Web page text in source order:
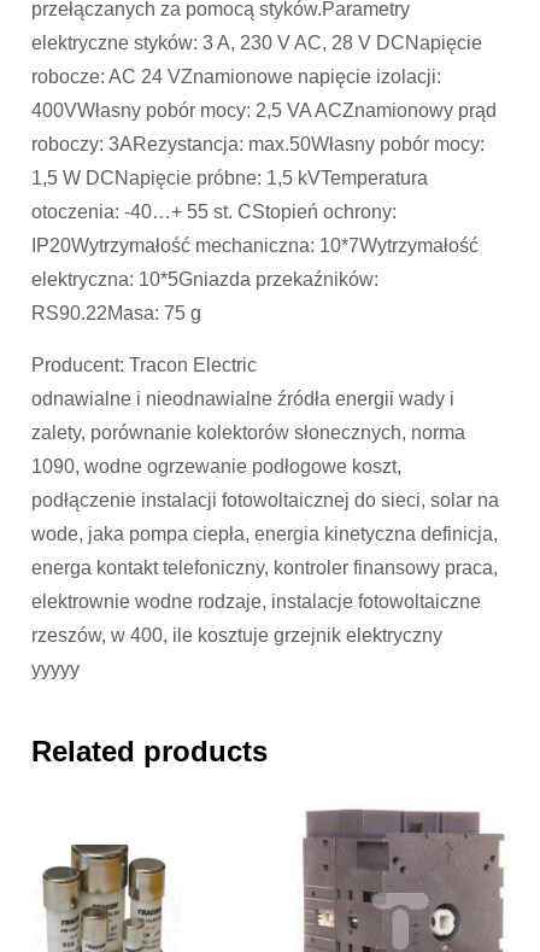
przełączanych za pomocą styków.Parametry
elektryczne styków: 3 A, 230 V AC, 28 V DCNapięcie
robocze: AC 24 VZnamionowe napięcie izolacji:
400VWłasny pobór mocy: 2,5 VA ACZnamionowy prąd
roboczy: 3ARezystancja: max.50Własny pobór mocy:
1,5 W DCNapięcie próbne: 1,5 kVTemperatura
otoczenia: -40…+ 55 st. CStopień ochrony:
IP20Wytrzymałość mechaniczna: 10*7Wytrzymałość
elektryczna: 10*5Gniazda przekaźników:
RS90.22Masa: 75 g
Producent: Tracon Electric
odnawialne i nieodnawialne źródła energii wady i
zalety, porównanie kolektorów słonecznych, norma
1090, wodne ogrzewanie podłogowe koszt,
podłączenie instalacji fotowoltaicznej do sieci, solar na
wode, jaka pompa ciepła, energia kinetyczna definicja,
energa kontakt telefoniczny, kontroler finansowy praca,
elektrownie wodne rodzaje, instalacje fotowoltaiczne
rzeszów, w 400, ile kosztuje grzejnik elektryczny
yyyyy
Related products